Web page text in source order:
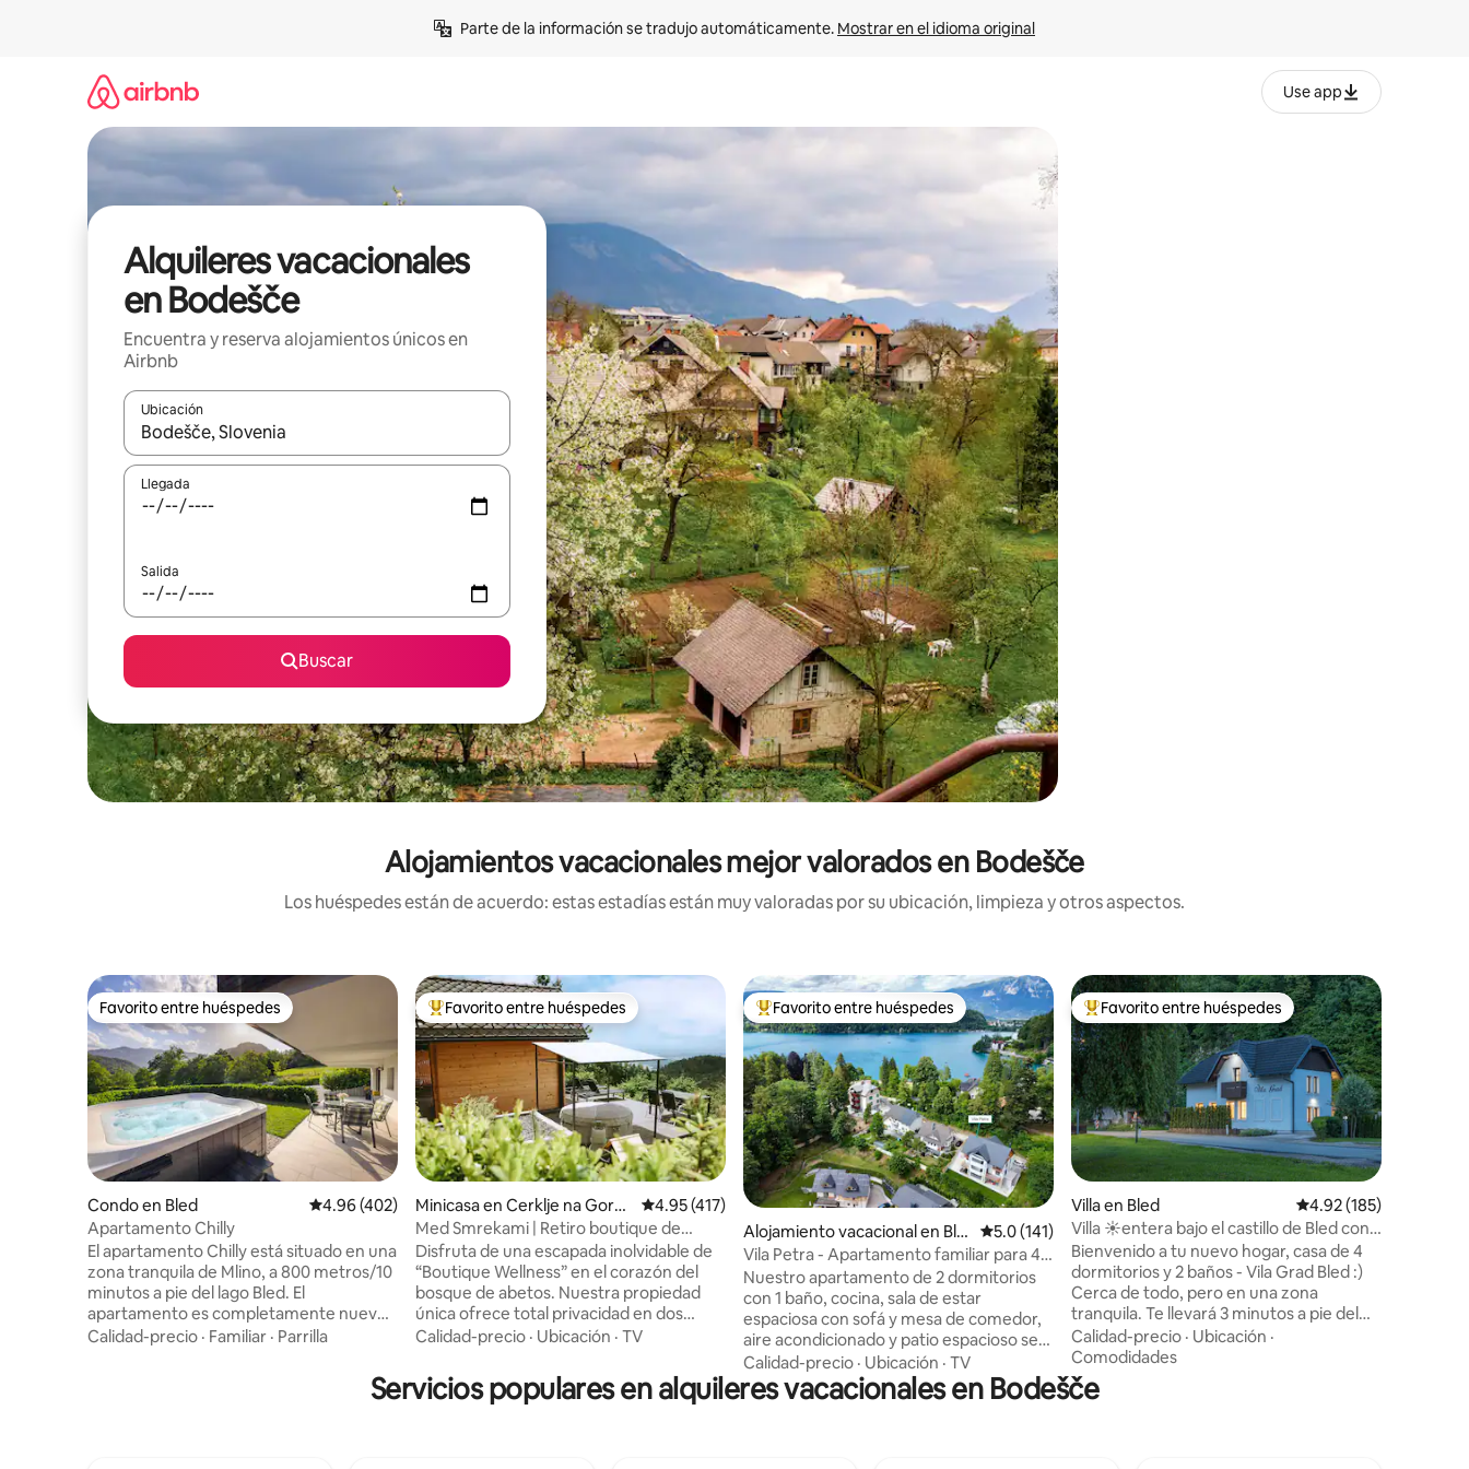
Parte de la información se tradujo automáticamente. Mostrar en el idioma original
Use app
Alquileres vacacionales
en Bodešče
Encuentra y reserva alojamientos únicos en
Airbnb
Ubicación
Cuando los resultados estén disponibles, navega con las teclas de flecha hacia arriba y hacia abajo o explora con el tacto o desliza el dedo.
Llegada
Salida
Buscar
Alojamientos vacacionales mejor valorados en Bodešče
Los huéspedes están de acuerdo: estas estadías están muy valoradas por su ubicación, limpieza y otros aspectos.
Favorito entre huéspedes
Favorito entre huéspedes
Condo en Bled Calificación promedio: 4.96 de 5, 402 reseñas
4.96 (402)
Apartamento Chilly
El apartamento Chilly está situado en una
zona tranquila de Mlino, a 800 metros/10
minutos a pie del lago Bled. El
apartamento es completamente nuevo,
acogedor y cálido. Tendrás vistas únicas a
jacuzzi privado y sauna de infrarrojos. El
Calidad-precio · Familiar · Parrilla
Favorito entre huéspedes preferido
Favorito entre huéspedes
Minicasa en Cerklje na Gore
njskem
Calificación promedio: 4.95 de 5, 417 reseñas
4.95 (417)
Med Smrekami | Retiro boutique de
bienestar y spa
Disfruta de una escapada inolvidable de
“Boutique Wellness” en el corazón del
bosque de abetos. Nuestra propiedad
única ofrece total privacidad en dos
secciones separadas: una romántica casa
sillón de masaje de alta gama y un
proyector para cine en la cama, y una
Calidad-precio · Ubicación · TV
Favorito entre huéspedes preferido
Favorito entre huéspedes
Alojamiento vacacional en Ble
d
Calificación promedio: 5.0 de 5, 141 reseñas
5.0 (141)
Vila Petra - Apartamento familiar para 4
personas en el lago Bled
Nuestro apartamento de 2 dormitorios
con 1 baño, cocina, sala de estar
espaciosa con sofá y mesa de comedor,
aire acondicionado y patio espacioso se
encuentra a solo 100 metros del lago
Bled (zona de natación). Está ubicado en
una zona muy tranquila. Tiene su propia
Calidad-precio · Ubicación · TV
Favorito entre huéspedes preferido
Favorito entre huéspedes
Villa en Bled Calificación promedio:
4.92 (185)
Villa ☀entera bajo el castillo de Bled con
☀ bicicletas gratis y sauna
Bienvenido a tu nuevo hogar, casa de 4
dormitorios y 2 baños - Vila Grad Bled :)
Cerca de todo, pero en una zona
tranquila. Te llevará 3 minutos a pie del
casco antiguo de Bled, a 6 minutos a pie
del lago Bled, a pocos minutos a pie del
castillo de Bled. Hay algunas bicicletas de
forma gratuita por llegar a las
Calidad-precio · Ubicación ·
Comodidades
Servicios populares en alquileres vacacionales en Bodešče